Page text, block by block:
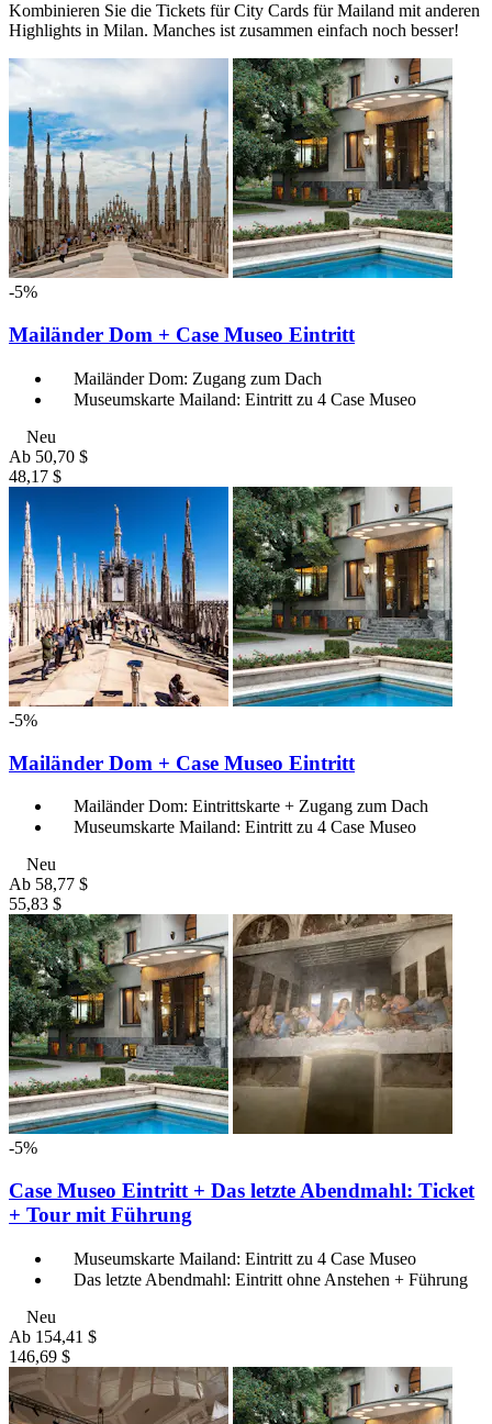
Kombinieren Sie die Tickets für City Cards für Mailand mit anderen
Highlights in Milan. Manches ist zusammen einfach noch besser!
-5%
Mailänder Dom + Case Museo Eintritt
Mailänder Dom: Zugang zum Dach
Museumskarte Mailand: Eintritt zu 4 Case Museo
Neu
Ab 50,70 $
48,17 $
-5%
Mailänder Dom + Case Museo Eintritt
Mailänder Dom: Eintrittskarte + Zugang zum Dach
Museumskarte Mailand: Eintritt zu 4 Case Museo
Neu
Ab 58,77 $
55,83 $
-5%
Case Museo Eintritt + Das letzte Abendmahl: Ticket
+ Tour mit Führung
Museumskarte Mailand: Eintritt zu 4 Case Museo
Das letzte Abendmahl: Eintritt ohne Anstehen + Führung
Neu
Ab 154,41 $
146,69 $